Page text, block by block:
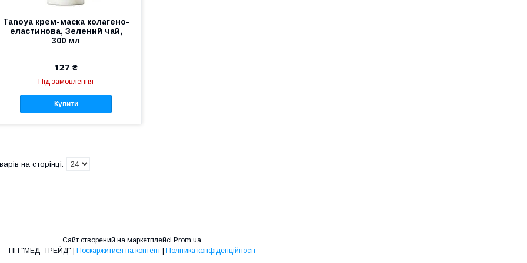
Tanoya крем-маска колагено-
еластинова, Зелений чай,
300 мл
127 ₴
Під замовлення
Купити
Сайт створений на маркетплейсі Prom.ua
Поскаржитися на контент Політика конфіденційності